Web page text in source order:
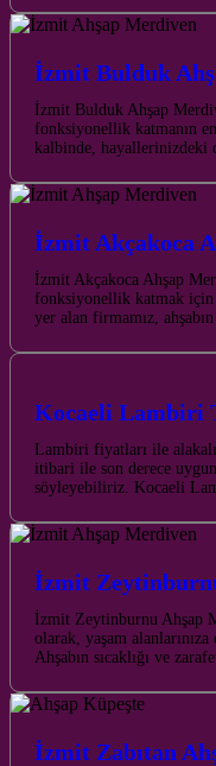
İzmit Bulduk
İzmit Bulduk Ahşap
fonksiyonellik katmanın
kalbinde, hayallerinizdeki
İzmit Akçakoca
İzmit Akçakoca Ahşap
fonksiyonellik katmak için
yer alan firmamız, ahşabın
Kocaeli Lambiri
Lambiri fiyatları ile
itibari ile son derece
söyleyebiliriz. Kocaeli
İzmit
İzmit Zeytinburnu Ahşap
olarak, yaşam
Ahşabın sıcaklığı ve
İzmit Zabıtan